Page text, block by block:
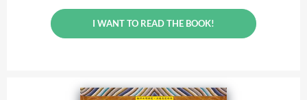
I WANT TO READ THE BOOK!